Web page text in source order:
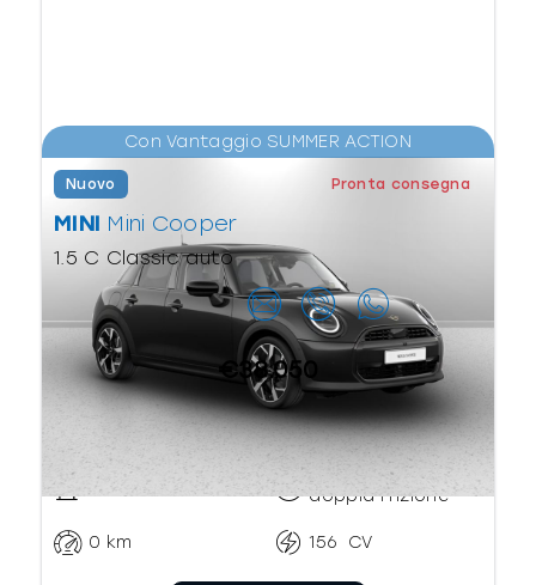
Con Vantaggio SUMMER ACTION
Nuovo Pronta consegna
MINI Mini Cooper
1.5 C Classic auto
Contattaci
€38.050
Benzina
Automatico
doppia frizione
0 km 156 CV